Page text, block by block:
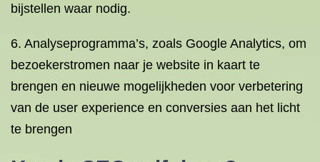
bijstellen waar nodig.
6. Analyseprogramma’s, zoals Google Analytics, om
bezoekerstromen naar je website in kaart te
brengen en nieuwe mogelijkheden voor verbetering
van de user experience en conversies aan het licht
te brengen